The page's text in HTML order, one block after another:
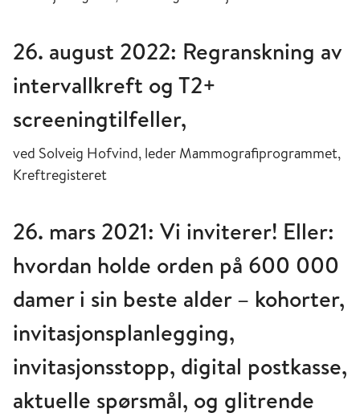
26. august 2022: Regranskning av
intervallkreft og T2+
screeningtilfeller,
ved Solveig Hofvind, leder Mammografiprogrammet,
Kreftregisteret
26. mars 2021: Vi inviterer! Eller:
hvordan holde orden på 600 000
damer i sin beste alder – kohorter,
invitasjonsplanlegging,
invitasjonsstopp, digital postkasse,
aktuelle spørsmål, og glitrende